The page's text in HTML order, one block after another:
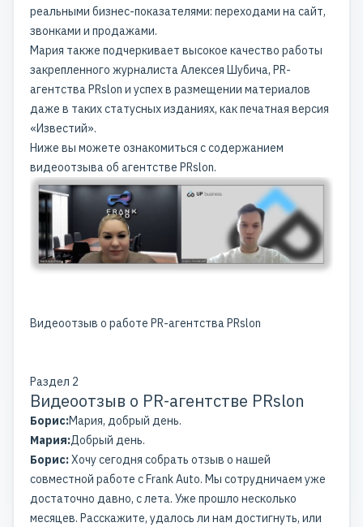
реальными бизнес-показателями: переходами на сайт,
звонками и продажами.
Мария также подчеркивает высокое качество работы
закрепленного журналиста Алексея Шубича, PR-
агентства PRslon и успех в размещении материалов
даже в таких статусных изданиях, как печатная версия
«Известий».
Ниже вы можете ознакомиться с содержанием
видеоотзыва об агентстве PRslon.
Видеоотзыв о работе PR-агентства PRslon
Раздел 2
Видеоотзыв о PR-агентстве PRslon
Борис:Мария, добрый день.
Мария:Добрый день.
Борис:Хочу сегодня собрать отзыв о нашей
совместной работе с Frank Auto. Мы сотрудничаем уже
достаточно давно, с лета. Уже прошло несколько
месяцев. Расскажите, удалось ли нам достигнуть, или